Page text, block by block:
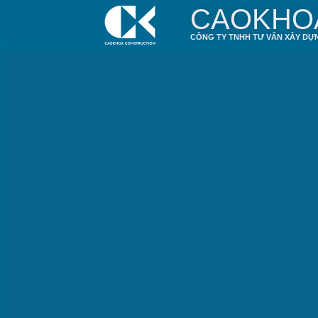
CÔNG TY TNHH TƯ VẤN XÂY